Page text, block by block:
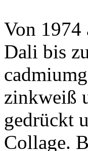
Von 1974
Dali bis
zinkweiß
gedrückt
Collage.